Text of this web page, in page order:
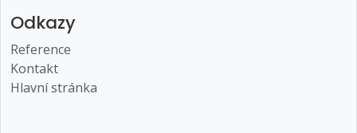
Odkazy
Reference
Kontakt
Hlavní stránka